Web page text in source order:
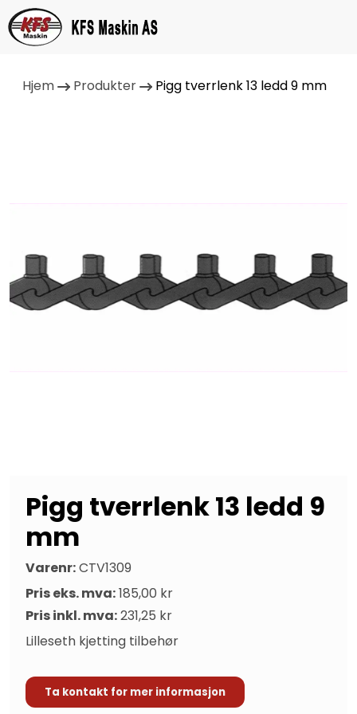
Hjem Produkter Pigg tverrlenk 13 ledd 9 mm
Pigg tverrlenk 13 ledd 9
mm
Varenr:CTV1309
Pris eks. mva:185,00 kr
Pris inkl. mva:231,25 kr
Lilleseth kjetting tilbehør
Ta kontakt for mer informasjon